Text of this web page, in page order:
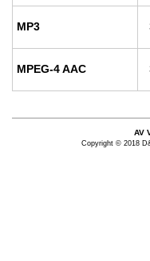
MP3
MPEG-4 AAC
AV
Copyright © 2018